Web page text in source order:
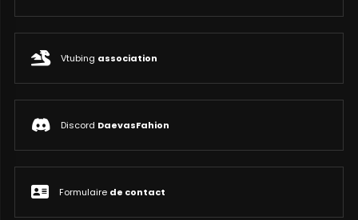
Vtubing association
Discord DaevasFahion
Formulaire de contact